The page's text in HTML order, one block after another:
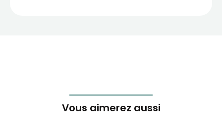
Vous aimerez aussi